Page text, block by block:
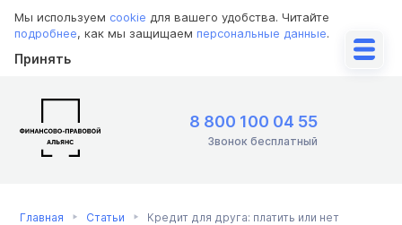
Мы используем cookie для вашего удобства. Читайте
подробнее, как мы защищаем персональные данные.
Принять
8 800 100 04 55
Звонок бесплатный
Главная Статьи Кредит для друга: платить или нет